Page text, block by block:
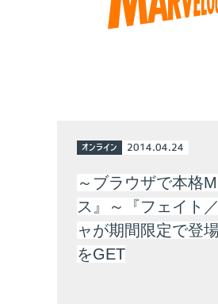
オンライン 2014.04.24
～ブラウザで本格
ス』～『フェイト
ャが期間限定で登
をGET